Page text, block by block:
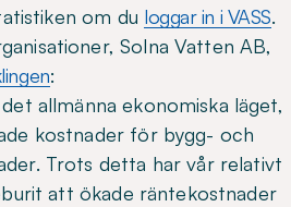
om du loggar in i VASS.
Solna Vatten AB,
:
allmänna ekonomiska läget,
kostnader för bygg- och
Trots detta har vår relativt
att ökade räntekostnader